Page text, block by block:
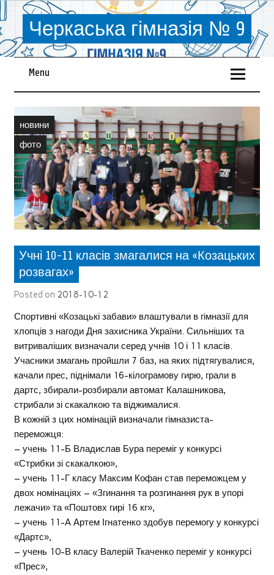
Черкаська гімназія № 9
Menu
новини
фото
Учні 10-11 класів змагалися на «Козацьких
розвагах»
Posted on 2018-10-12
Спортивні «Козацькі забави» влаштували в гімназії для
хлопців з нагоди Дня захисника України. Сильніших та
витриваліших визначали серед учнів 10 і 11 класів.
Учасники змагань пройшли 7 баз, на яких підтягувалися,
качали прес, піднімали 16-кілограмову гирю, грали в
дартс, збирали-розбирали автомат Калашникова,
стрибали зі скакалкою та віджималися.
В кожній з цих номінацій визначали гімназиста-
переможця:
– учень 11-Б Владислав Бура переміг у конкурсі
«Стрибки зі скакалкою»,
– учень 11-Г класу Максим Кофан став переможцем у
двох номінаціях – «Згинання та розгинання рук в упорі
лежачи» та «Поштовх гирі 16 кг»,
– учень 11-А Артем Ігнатенко здобув перемогу у конкурсі
«Дартс»,
– учень 10-В класу Валерій Ткаченко переміг у конкурсі
«Прес»,